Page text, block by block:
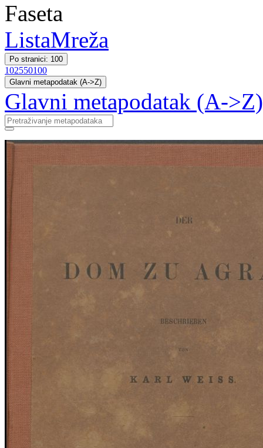
Faseta
ListaMreža
Po stranici: 100
102550100
Glavni metapodatak (A->Z)
Glavni metapodatak (A->Z)